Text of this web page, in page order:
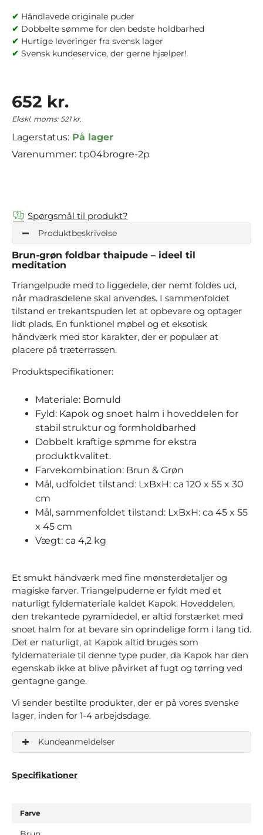
✔ Håndlavede originale puder
✔ Dobbelte sømme for den bedste holdbarhed
✔ Hurtige leveringer fra svensk lager
✔ Svensk kundeservice, der gerne hjælper!
652 kr.
Ekskl. moms: 521 kr.
Lagerstatus: På lager
Varenummer: tp04brogre-2p
Spørgsmål til produkt?
Produktbeskrivelse
Brun-grøn foldbar thaipude – ideel til
meditation
Triangelpude med to liggedele, der nemt foldes ud,
når madrasdelene skal anvendes. I sammenfoldet
tilstand er trekantspuden let at opbevare og optager
lidt plads. En funktionel møbel og et eksotisk
håndværk med stor karakter, der er populær at
placere på træterrassen.
Produktspecifikationer:
Materiale: Bomuld
Fyld: Kapok og snoet halm i hoveddelen for
stabil struktur og formholdbarhed
Dobbelt kraftige sømme for ekstra
produktkvalitet.
Farvekombination: Brun & Grøn
Mål, udfoldet tilstand: LxBxH: ca 120 x 55 x 30
cm
Mål, sammenfoldet tilstand: LxBxH: ca 45 x 55
x 45 cm
Vægt: ca 4,2 kg
Et smukt håndværk med fine mønsterdetaljer og
magiske farver. Triangelpuderne er fyldt med et
naturligt fyldemateriale kaldet Kapok. Hoveddelen,
den trekantede pyramidedel, er altid forstærket med
snoet halm for at bevare sin oprindelige form i lang tid.
Det er naturligt, at Kapok altid bruges som
fyldemateriale til denne type puder, da Kapok har den
egenskab ikke at blive påvirket af fugt og tørring ved
gentagne gange.
Vi sender bestilte produkter, der er på vores svenske
lager, inden for 1-4 arbejdsdage.
Kundeanmeldelser
Specifikationer
Farve